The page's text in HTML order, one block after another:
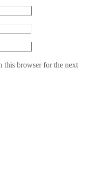
this browser for the next